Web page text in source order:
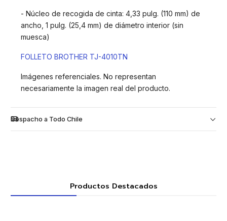
- Núcleo de recogida de cinta: 4,33 pulg. (110 mm) de
ancho, 1 pulg. (25,4 mm) de diámetro interior (sin
muesca)
FOLLETO BROTHER TJ-4010TN
Imágenes referenciales. No representan
necesariamente la imagen real del producto.
Despacho a Todo Chile
Productos Destacados